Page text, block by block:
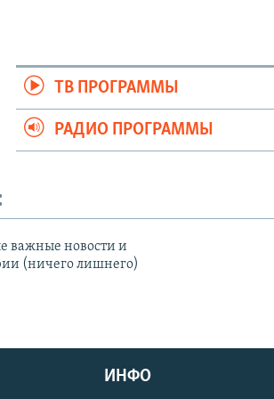
ТВ ПРОГРАММЫ
РАДИО ПРОГРАММЫ
важные новости и
(ничего лишнего)
ИНФО